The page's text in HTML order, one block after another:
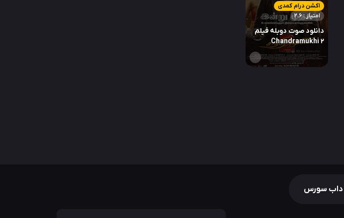
اکشن درام کمدی
امتیاز : 2.6
دانلود صوت دوبله فیلم
Chandramukhi 2
داب سورس